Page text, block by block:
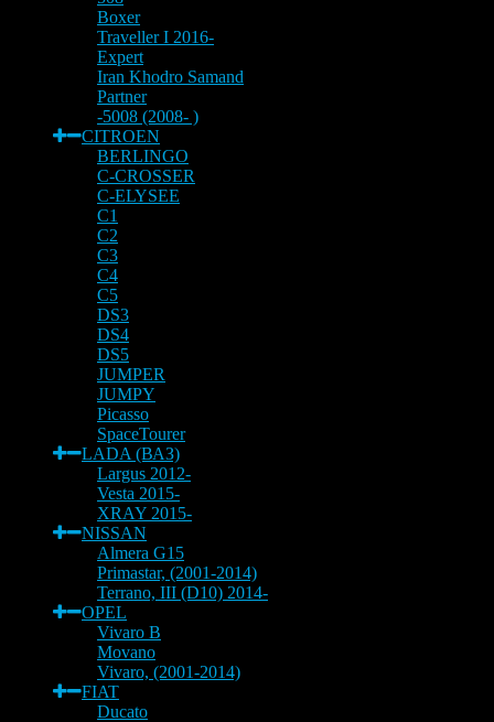
Boxer
Traveller I 2016-
Expert
Iran Khodro Samand
Partner
-5008 (2008- )
CITROEN
BERLINGO
C-CROSSER
C-ELYSEE
C1
C2
C3
C4
C5
DS3
DS4
DS5
JUMPER
JUMPY
Picasso
SpaceTourer
LADA (ВАЗ)
Largus 2012-
Vesta 2015-
XRAY 2015-
NISSAN
Almera G15
Primastar, (2001-2014)
Terrano, III (D10) 2014-
OPEL
Vivaro B
Movano
Vivaro, (2001-2014)
FIAT
Ducato